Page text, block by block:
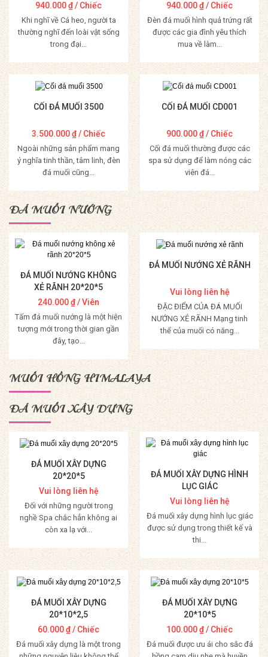
940.000₫/ Chiếc
Khi nghĩ về Cá heo, người ta
thường nghĩ đến loài vật sống
trong đại...
Mua Hàng
940.000₫/ Chiếc
Đèn đá muối hình quả trứng rất
được các gia đình yêu thích
mua về làm...
Mua Hàng
CỐI ĐÁ MUỐI 3500
3.500.000₫/ Chiếc
Ngoài những sản phẩm mang
ý nghĩa tinh thần, tâm linh, đèn
đá muối cũng...
Mua Hàng
CỐI ĐÁ MUỐI CD001
900.000₫/ Chiếc
Cối đá muối thường được các
spa sử dụng để làm nóng các
viên đá...
Mua Hàng
ĐÁ MUỐI NƯỚNG
ĐÁ MUỐI NƯỚNG KHÔNG
XẺ RÃNH 20*20*5
240.000₫/ Viên
Tấm đá muối nướng là một hiện
tượng mới trong thời gian gần
đây, tạo...
Mua Hàng
ĐÁ MUỐI NƯỚNG XẺ RÃNH
Vui lòng liên hệ
ĐẶC ĐIỂM CỦA ĐÁ MUỐI
NƯỚNG XẺ RÃNH Mạng tinh
thể của muối có năng...
Mua Hàng
MUỐI HỒNG HIMALAYA
ĐÁ MUỐI XÂY DỰNG
ĐÁ MUỐI XÂY DỰNG
20*20*5
Vui lòng liên hệ
Đối với những người trong
nghề Spa chắc hẳn không ai
còn xa lạ với...
Mua Hàng
ĐÁ MUỐI XÂY DỰNG HÌNH
LỤC GIÁC
Vui lòng liên hệ
Đá muối xây dựng hình lục giác
được sử dụng trong thiết kế và
thi...
Mua Hàng
ĐÁ MUỐI XÂY DỰNG
20*10*2,5
60.000₫/ Chiếc
Đá muối xây dựng là một trong
ĐÁ MUỐI XÂY DỰNG
20*10*5
100.000₫/ Chiếc
Đá muối được ưu ái cho sắc đá